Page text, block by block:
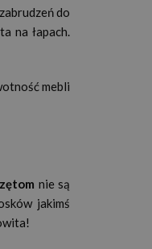
do
na łapach.
mebli
nie są
jakimś